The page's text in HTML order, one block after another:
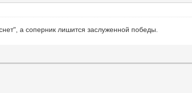
а соперник лишится заслуженной победы.